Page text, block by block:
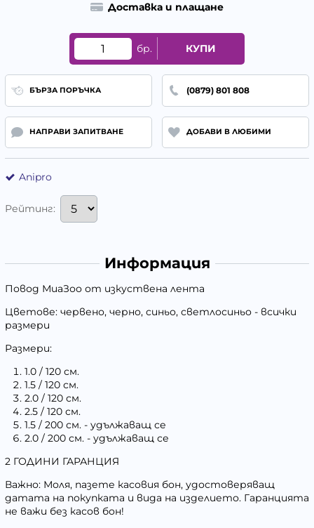
Доставка и плащане
бр. КУПИ
БЪРЗА ПОРЪЧКА (0879) 801 808
НАПРАВИ ЗАПИТВАНЕ ДОБАВИ В ЛЮБИМИ
Anipro
Рейтинг:
Информация
Повод МиаЗоо от изкуствена лента
Цветове: червено, черно, синьо, светлосиньо - всички
размери
Размери:
1.0 / 120 см.
1.5 / 120 см.
2.0 / 120 см.
2.5 / 120 см.
1.5 / 200 см. - удължаващ се
2.0 / 200 см. - удължаващ се
2 ГОДИНИ ГАРАНЦИЯ
Важно: Моля, пазете касовия бон, удостоверяващ
датата на покупката и вида на изделието. Гаранцията
не важи без касов бон!